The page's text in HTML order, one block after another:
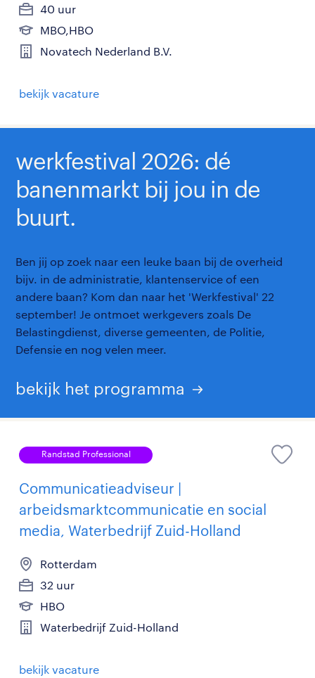
40 uur
MBO,HBO
Novatech Nederland B.V.
bekijk vacature
werkfestival 2026: dé
banenmarkt bij jou in de
buurt.
Ben jij op zoek naar een leuke baan bij de overheid
bijv. in de administratie, klantenservice of een
andere baan? Kom dan naar het 'Werkfestival' 22
september! Je ontmoet werkgevers zoals De
Belastingdienst, diverse gemeenten, de Politie,
Defensie en nog velen meer.
bekijk het programma
Randstad Professional
Communicatieadviseur |
arbeidsmarktcommunicatie en social
media, Waterbedrijf Zuid-Holland
Rotterdam
32 uur
HBO
Waterbedrijf Zuid-Holland
bekijk vacature